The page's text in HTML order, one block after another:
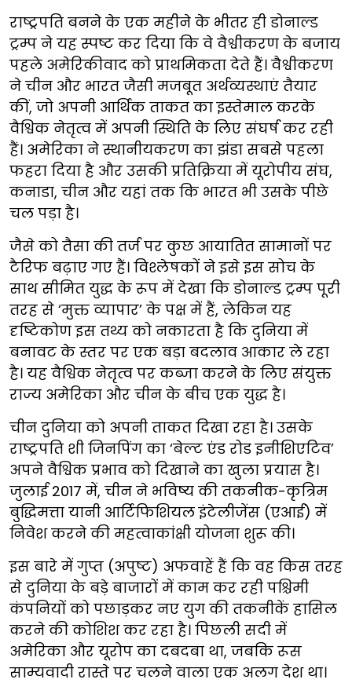
राष्ट्रपति बनने के एक महीने के भीतर ही डोनाल्ड
ट्रम्प ने यह स्पष्ट कर दिया कि वे वैश्वीकरण के बजाय
पहले अमेरिकीवाद को प्राथमिकता देते हैं। वैश्वीकरण
ने चीन और भारत जैसी मजबूत अर्थव्यस्थाएं तैयार
कीं, जो अपनी आर्थिक ताकत का इस्तेमाल करके
वैश्विक नेतृत्व में अपनी स्थिति के लिए संघर्ष कर रही
हैं। अमेरिका ने स्थानीयकरण का झंडा सबसे पहला
फहरा दिया है और उसकी प्रतिक्रिया में यूरोपीय संघ,
कनाडा, चीन और यहां तक कि भारत भी उसके पीछे
चल पड़ा है।
जैसे को तैसा की तर्ज पर कुछ आयातित सामानों पर
टैरिफ बढ़ाए गए हैं। विश्लेषकों ने इसे इस सोच के
साथ सीमित युद्ध के रूप में देखा कि डोनाल्ड ट्रम्प पूरी
तरह से ‘मुक्त व्यापार’ के पक्ष में हैं, लेकिन यह
दृष्टिकोण इस तथ्य को नकारता है कि दुनिया में
बनावट के स्तर पर एक बड़ा बदलाव आकार ले रहा
है। यह वैश्विक नेतृत्व पर कब्जा करने के लिए संयुक्त
राज्य अमेरिका और चीन के बीच एक युद्ध है।
चीन दुनिया को अपनी ताकत दिखा रहा है। उसके
राष्ट्रपति शी जिनपिंग का ‘बेल्ट एंड रोड इनीशिएटिव’
अपने वैश्विक प्रभाव को दिखाने का खुला प्रयास है।
जुलाई 2017 में, चीन ने भविष्य की तकनीक-कृत्रिम
बुद्धिमत्ता यानी आर्टिफिशियल इंटेलीजेंस (एआई) में
निवेश करने की महत्वाकांक्षी योजना शुरू की।
इस बारे में गुप्त (अपुष्ट) अफवाहें हैं कि वह किस तरह
से दुनिया के बड़े बाजारों में काम कर रही पश्चिमी
कंपनियों को पछाड़कर नए युग की तकनीकें हासिल
करने की कोशिश कर रहा है। पिछली सदी में
अमेरिका और यूरोप का दबदबा था, जबकि रूस
साम्यवादी रास्ते पर चलने वाला एक अलग देश था।